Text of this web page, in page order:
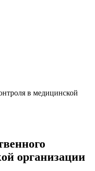
в медицинской
организации